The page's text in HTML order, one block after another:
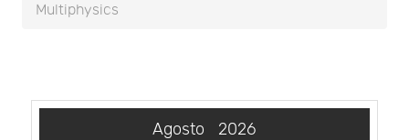
Multiphysics
Agosto 2026